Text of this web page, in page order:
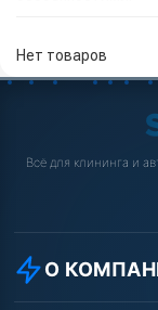
Нет товаров
Всё для клининга и
О
О компании